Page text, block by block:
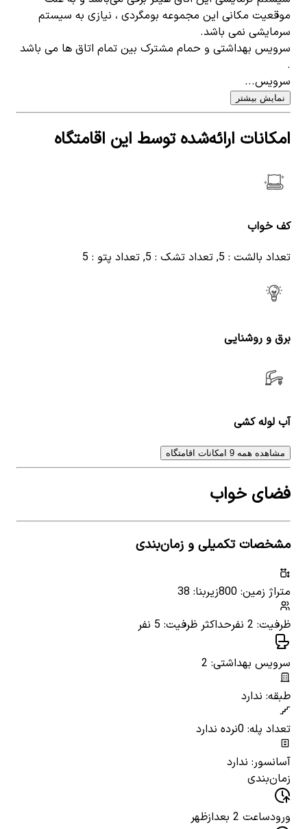
موقعیت مکانی این مجموعه بومگردی ، نیازی به سیستم
سرمایشی نمی باشد.
سرویس بهداشتی و حمام مشترک بین تمام اتاق ها می باشد
.
سرویس...
نمایش بیشتر
امکانات ارائه‌شده توسط این اقامتگاه
کف خواب
تعداد بالشت : 5, تعداد تشک : 5, تعداد پتو : 5
برق و روشنایی
آب لوله کشی
مشاهده همه 9 امکانات اقامتگاه
فضای خواب
مشخصات تکمیلی و زمان‌بندی
متراژ زمین: 800
زیربنا: 38
ظرفیت: 2 نفر
حداکثر ظرفیت: 5 نفر
سرویس بهداشتی: 2
طبقه: ندارد
تعداد پله: 0
نرده ندارد
آسانسور: ندارد
زمان‌بندی
ورودساعت 2 بعدازظهر